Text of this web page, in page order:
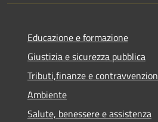
Educazione e formazione
Giustizia e sicurezza pubblica
Tributi,finanze e
Ambiente
Salute, benessere e assistenza